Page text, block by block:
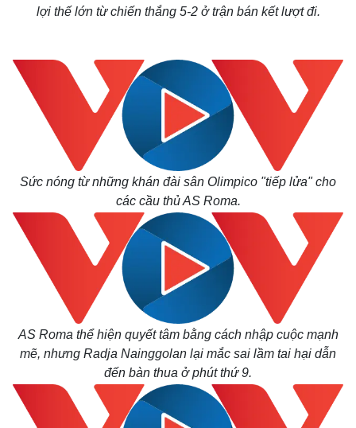
lợi thế lớn từ chiến thắng 5-2 ở trận bán kết lượt đi.
Sức nóng từ những khán đài sân Olimpico "tiếp lửa" cho
các cầu thủ AS Roma.
AS Roma thể hiện quyết tâm bằng cách nhập cuộc mạnh
mẽ, nhưng Radja Nainggolan lại mắc sai lầm tai hại dẫn
đến bàn thua ở phút thứ 9.